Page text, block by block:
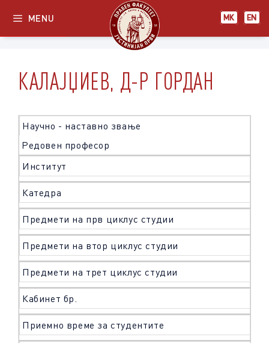
content
МК EN
MENU
КАЛАЈЏИЕВ, Д-Р ГОРДАН
Научно - наставно звање
Редовен професор
Институт
Катедра
Предмети на прв циклус студии
Предмети на втор циклус студии
Предмети на трет циклус студии
Кабинет бр.
Приемно време за студентите